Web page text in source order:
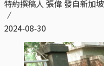
特約撰稿人 張偉 發自新加坡
2024-08-30